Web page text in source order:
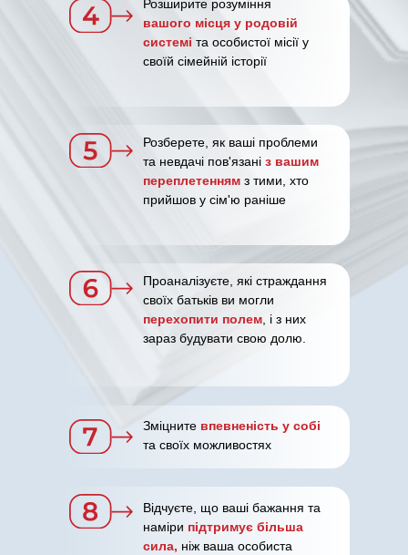
Розширите розуміння
вашого місця у родовій
системі та особистої місії у
своїй сімейній історії
Розберете, як ваші проблеми
та невдачі пов'язані з вашим
переплетенням з тими, хто
прийшов у сім'ю раніше
Проаналізуєте, які страждання
своїх батьків ви могли
перехопити полем , і з них
зараз будувати свою долю.
Зміцните впевненість у собі
та своїх можливостях
Відчуєте, що ваші бажання та
наміри підтримує більша
сила, ніж ваша особиста